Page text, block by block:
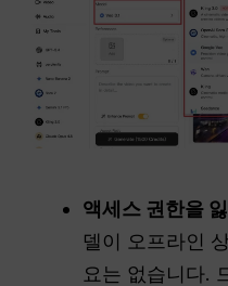
액세스 권한을
델이 오프라인
요는 없습니다.